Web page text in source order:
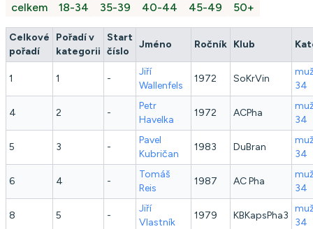
celkem
18-34 35-39 40-44 45-49 50+
Celkové
pořadí
Pořadí v
kategorii
Start
číslo
Jméno Ročník Klub
1 1 -
Jiří
Wallenfels
1972 SoKrVin
34
4 2 -
Petr
Havelka
1972 ACPha
34
5 3 -
Pavel
Kubričan
1983 DuBran
34
6 4 -
Tomáš
Reis
1987 AC Pha
34
8 5 -
Jiří
Vlastník
1979 KBKapsPha3
34